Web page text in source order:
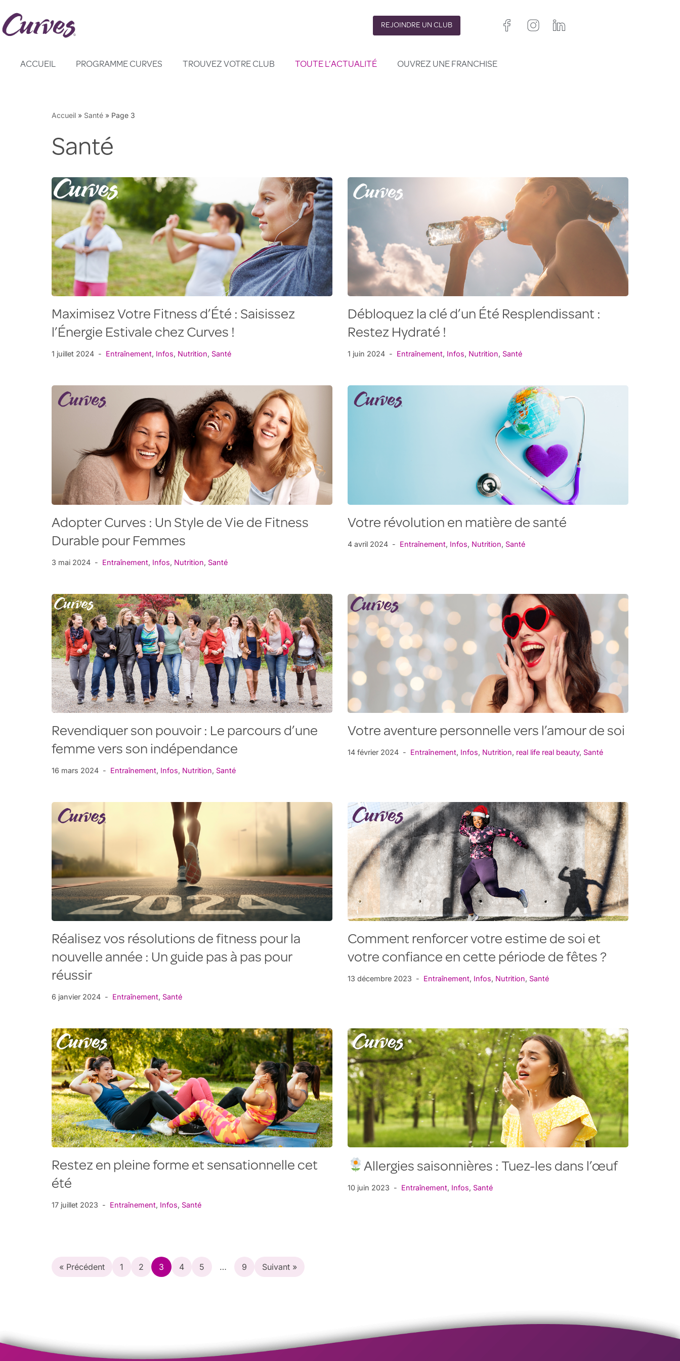
Aller
REJOINDRE UN CLUB
ACCUEIL PROGRAMME CURVES TROUVEZ VOTRE CLUB TOUTE L’ACTUALITÉ OUVREZ UNE FRANCHISE
Accueil » Santé » Page 3
Santé
Maximisez Votre Fitness d’Été : Saisissez
l’Énergie Estivale chez Curves !
1 juillet 2024 Entraînement, Infos, Nutrition, Santé
Débloquez la clé d’un Été Resplendissant :
Restez Hydraté !
1 juin 2024 Entraînement, Infos, Nutrition, Santé
Adopter Curves : Un Style de Vie de Fitness
Durable pour Femmes
3 mai 2024 Entraînement, Infos, Nutrition, Santé
Votre révolution en matière de santé
4 avril 2024 Entraînement, Infos, Nutrition, Santé
Revendiquer son pouvoir : Le parcours d’une
femme vers son indépendance
16 mars 2024 Entraînement, Infos, Nutrition, Santé
Votre aventure personnelle vers l’amour de soi
14 février 2024 Entraînement, Infos, Nutrition, real life real beauty, Santé
Réalisez vos résolutions de fitness pour la
nouvelle année : Un guide pas à pas pour
réussir
6 janvier 2024 Entraînement, Santé
Comment renforcer votre estime de soi et
votre confiance en cette période de fêtes ?
13 décembre 2023 Entraînement, Infos, Nutrition, Santé
Restez en pleine forme et sensationnelle cet
été
17 juillet 2023 Entraînement, Infos, Santé
Allergies saisonnières : Tuez-les dans l’œuf
10 juin 2023 Entraînement, Infos, Santé
« Précédent 1 2 3 4 5 … 9 Suivant »